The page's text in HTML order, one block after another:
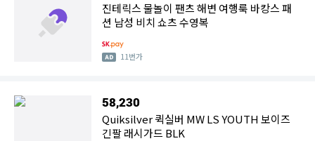
진테릭스 물놀이 팬츠 해변 여행룩 바캉스 패
션 남성 비치 쇼츠 수영복
11번가
58,230
Quiksilver 퀵실버 MW LS YOUTH 보이즈
긴팔 래시가드 BLK